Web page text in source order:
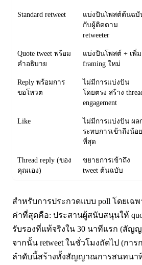
Standard retweet
แบ่งปันโพสต์ต้นฉบั
กับผู้ติดตาม
retweeter
Quote tweet พร้อม
คำอธิบาย
แบ่งปันโพสต์ + เพิ่ม
framing ใหม่
Reply พร้อมการ
ขอโหวต
ไม่มีการแบ่งปัน
โดยตรง สร้าง
engagement
Like
ไม่มีการแบ่งปัน ผล
ระทบการเข้าถึงน้อย
ที่สุด
Thread reply (ของ
คุณเอง)
ขยายการเข้าถึง
tweet ต้นฉบับ
สำหรับการประกวดแบบ poll โดยเฉ
ค่าที่สุดคือ: ประสานผู้สนับสนุนให้
รับรองที่แท้จริงใน 30 นาทีแรก (สัญ
จากนั้น retweet ในชั่วโมงถัดไป (กา
ลำดับนี้สร้างทั้งสัญญาณการสนทนา